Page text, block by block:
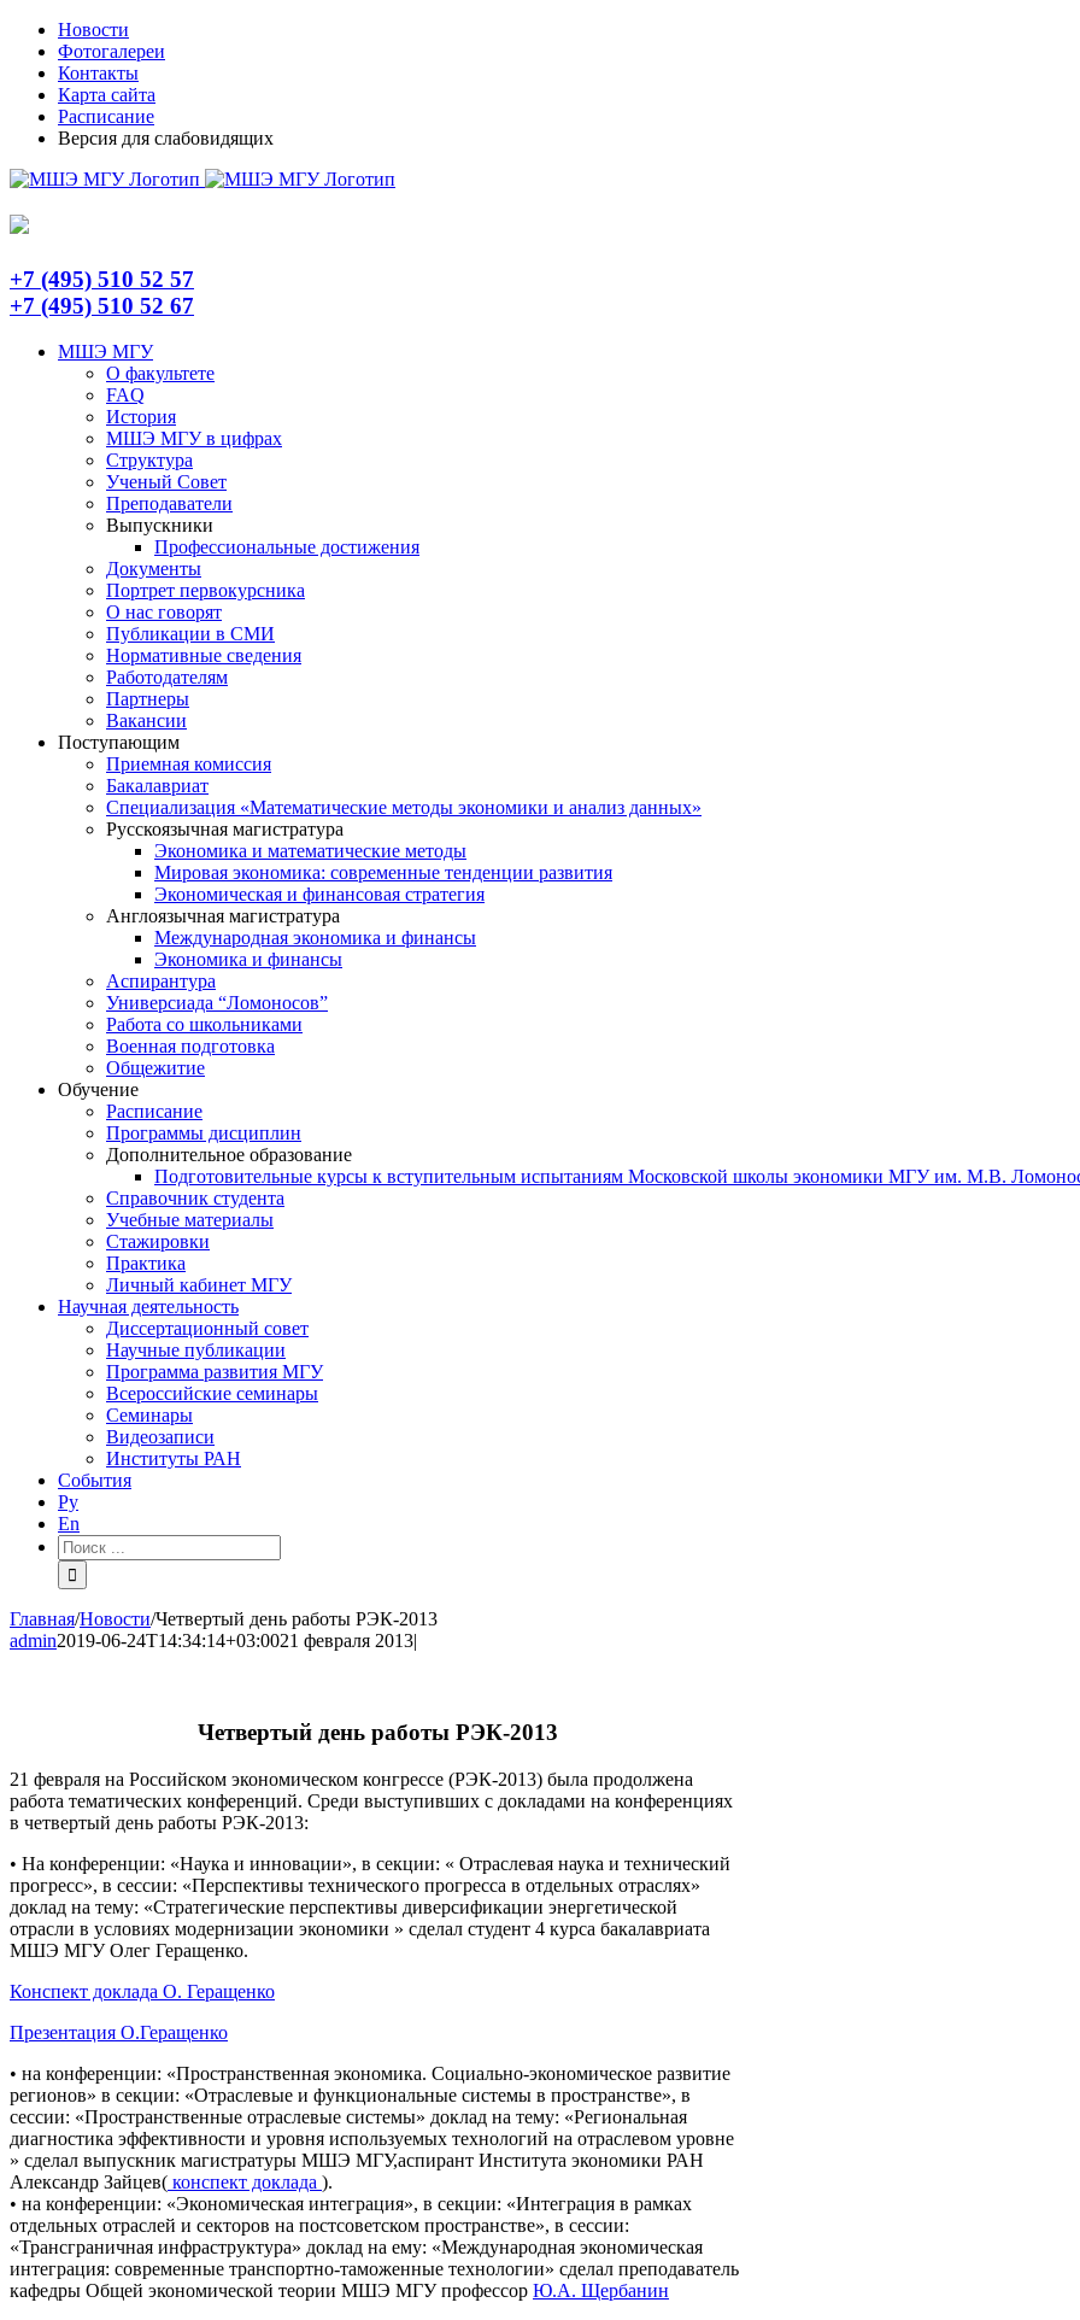
Skip
content
TelegramНовости
Фотогалереи
Контакты
Карта сайта
Расписание
Версия для слабовидящих
+7 (495) 510 52 57
+7 (495) 510 52 67
МШЭ МГУ
О факультете
FAQ
История
МШЭ МГУ в цифрах
Структура
Ученый Совет
Преподаватели
Выпускники
Профессиональные достижения
Документы
Портрет первокурсника
О нас говорят
Публикации в СМИ
Нормативные сведения
Работодателям
Партнеры
Вакансии
Поступающим
Приемная комиссия
Бакалавриат
Специализация «Математические методы экономики и анализ данных»
Русскоязычная магистратура
Экономика и математические методы
Мировая экономика: современные тенденции развития
Экономическая и финансовая стратегия
Англоязычная магистратура
Международная экономика и финансы
Экономика и финансы
Аспирантура
Универсиада “Ломоносов”
Работа со школьниками
Военная подготовка
Общежитие
Обучение
Расписание
Программы дисциплин
Дополнительное образование
Подготовительные курсы к вступительным испытаниям Московской школы экономики МГУ им. М.В.
Справочник студента
Учебные материалы
Стажировки
Практика
Личный кабинет МГУ
Научная деятельность
Диссертационный совет
Научные публикации
Программа развития МГУ
Всероссийские семинары
Семинары
Видеозаписи
Институты РАН
События
Ру
En
Результат
поиска:
Главная/Новости/Четвертый день работы РЭК-2013
admin2019-06-24T14:34:14+03:0021 февраля 2013|
Четвертый день работы РЭК-2013
21 февраля на Российском экономическом конгрессе (РЭК-2013) была продолжена
работа тематических конференций. Среди выступивших с докладами на конференциях
в четвертый день работы РЭК-2013:
• На конференции: «Наука и инновации», в секции: « Отраслевая наука и технический
прогресс», в сессии: «Перспективы технического прогресса в отдельных отраслях»
доклад на тему: «Стратегические перспективы диверсификации энергетической
отрасли в условиях модернизации экономики » сделал студент 4 курса бакалавриата
МШЭ МГУ Олег Геращенко.
Конспект доклада О. Геращенко
Презентация О.Геращенко
• на конференции: «Пространственная экономика. Социально-экономическое развитие
регионов» в секции: «Отраслевые и функциональные системы в пространстве», в
сессии: «Пространственные отраслевые системы» доклад на тему: «Региональная
диагностика эффективности и уровня используемых технологий на отраслевом уровне
» сделал выпускник магистратуры МШЭ МГУ,аспирант Института экономики РАН
Александр Зайцев( конспект доклада ).
• на конференции: «Экономическая интеграция», в секции: «Интеграция в рамках
отдельных отраслей и секторов на постсоветском пространстве», в сессии:
«Трансграничная инфраструктура» доклад на ему: «Международная экономическая
интеграция: современные транспортно-таможенные технологии» сделал преподаватель
кафедры Общей экономической теории МШЭ МГУ профессор Ю.А. Щербанин